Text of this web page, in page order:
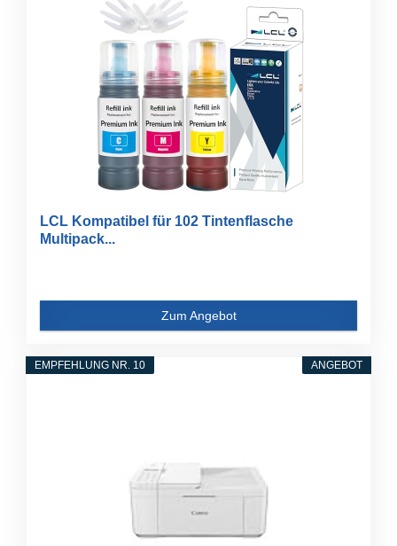
LCL Kompatibel für 102 Tintenflasche
Multipack...
Zum Angebot
ANGEBOT
EMPFEHLUNG NR. 10